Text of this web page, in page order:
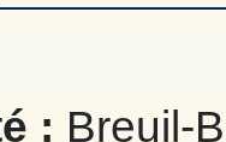
: Breuil-